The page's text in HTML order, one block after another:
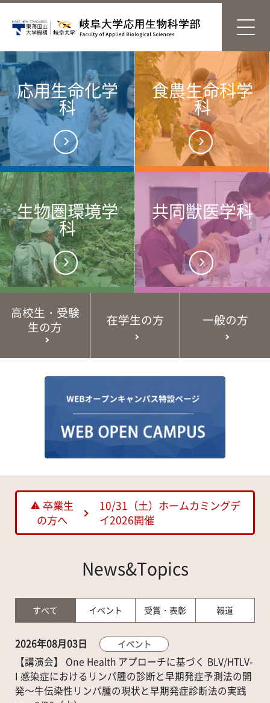
応用生命化学
科
食農生命科学
科
生物圏環境学
科
共同獣医学科
高校生・受験
生の方
在学生の方 一般の方
卒業生
の方へ
10/31（土）ホームカミングデ
イ2026開催
News&Topics
すべて
2026年08月03日 イベント
【講演会】 One Health アプローチに基づく BLV/HTLV-
I 感染症におけるリンパ腫の診断と早期発症予測法の開
発～牛伝染性リンパ腫の現状と早期発症診断法の実践
イベント 受賞・表彰 報道